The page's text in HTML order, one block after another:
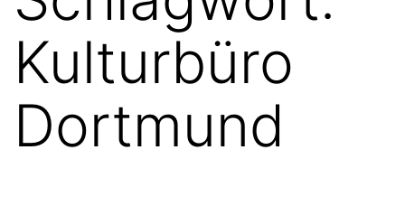
Kulturbüro
Dortmund